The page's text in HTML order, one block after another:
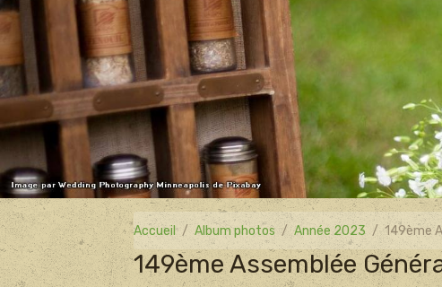
Accueil Album photos Année 2023 149ème
149ème Assemblée